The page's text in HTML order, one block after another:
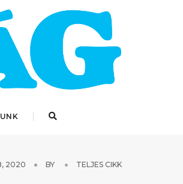
2020 BY TELJES CIKK